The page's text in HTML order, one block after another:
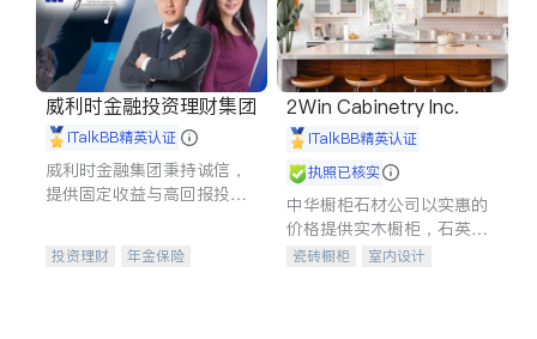
威利时金融投资理财集团
iTalkBB精英认证
威利时金融集团秉持诚信，
提供固定收益与高回报投资
合，助力客户实现目标
投资理财
年金保险
2Win Cabinetry Inc.
iTalkBB精英认证
执照已核实
中华橱柜石材公司以实惠的
价格提供实木橱柜，石英石
台面，多种优质不锈钢水
瓷砖橱柜
室内设计